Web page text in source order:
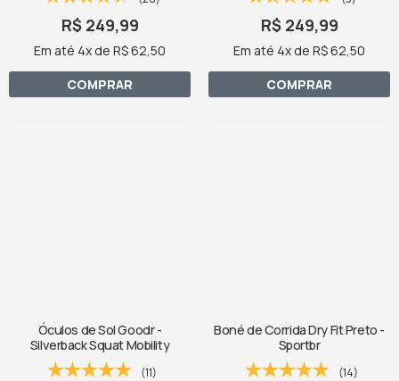
R$ 249,99
Em até 4x de R$ 62,50
COMPRAR
R$ 249,99
Em até 4x de R$ 62,50
COMPRAR
Óculos de Sol Goodr -
Silverback Squat Mobility
(11)
Boné de Corrida Dry Fit Preto -
Sportbr
(14)